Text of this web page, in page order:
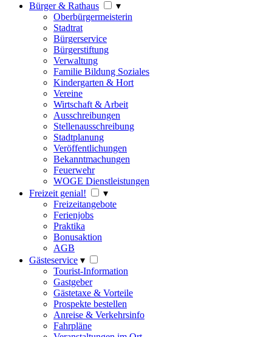
Bürger & Rathaus
▾
Oberbürgermeisterin
Stadtrat
Bürgerservice
Bürgerstiftung
Verwaltung
Familie Bildung Soziales
Kindergarten & Hort
Vereine
Wirtschaft & Arbeit
Ausschreibungen
Stellenausschreibung
Stadtplanung
Veröffentlichungen
Bekanntmachungen
Feuerwehr
WOGE Dienstleistungen
Freizeit genial!
▾
Freizeitangebote
Ferienjobs
Praktika
Bonusaktion
AGB
Gästeservice ▾
Tourist-Information
Gastgeber
Gästetaxe & Vorteile
Prospekte bestellen
Anreise & Verkehrsinfo
Fahrpläne